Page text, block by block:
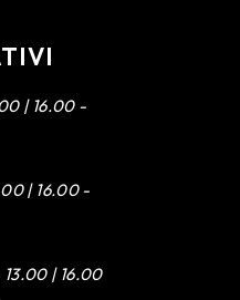
| 16.00 -
| 16.00 -
| 16.00